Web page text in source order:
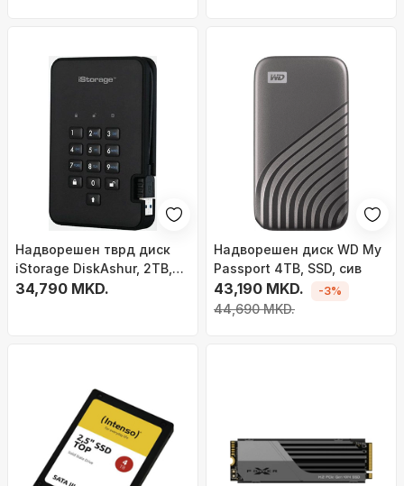
Надворешен тврд диск
iStorage DiskAshur, 2TB,
USB 3.1, црн
34,790 MKD.
Надворешен диск WD My
Passport 4TB, SSD, сив
43,190 MKD.
44,690 MKD.
-3%